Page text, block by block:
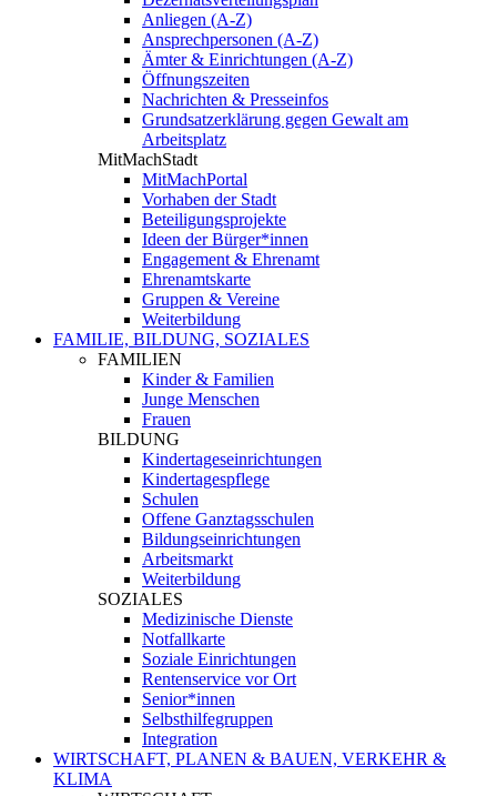
Anliegen (A-Z)
Ansprechpersonen (A-Z)
Ämter & Einrichtungen (A-Z)
Öffnungszeiten
Nachrichten & Presseinfos
Grundsatzerklärung gegen Gewalt am
Arbeitsplatz
MitMachStadt
MitMachPortal
Vorhaben der Stadt
Beteiligungsprojekte
Ideen der Bürger*innen
Engagement & Ehrenamt
Ehrenamtskarte
Gruppen & Vereine
Weiterbildung
FAMILIE, BILDUNG, SOZIALES
FAMILIEN
Kinder & Familien
Junge Menschen
Frauen
BILDUNG
Kindertageseinrichtungen
Kindertagespflege
Schulen
Offene Ganztagsschulen
Bildungseinrichtungen
Arbeitsmarkt
Weiterbildung
SOZIALES
Medizinische Dienste
Notfallkarte
Soziale Einrichtungen
Rentenservice vor Ort
Senior*innen
Selbsthilfegruppen
Integration
WIRTSCHAFT, PLANEN & BAUEN, VERKEHR &
KLIMA